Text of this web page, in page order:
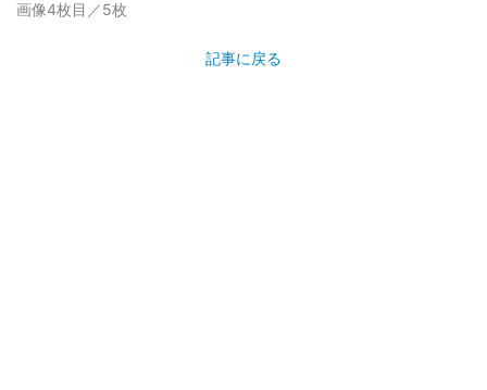
画像4枚目／5枚
記事に戻る